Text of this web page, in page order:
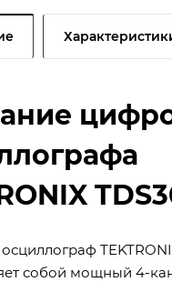
собой мощный 4-